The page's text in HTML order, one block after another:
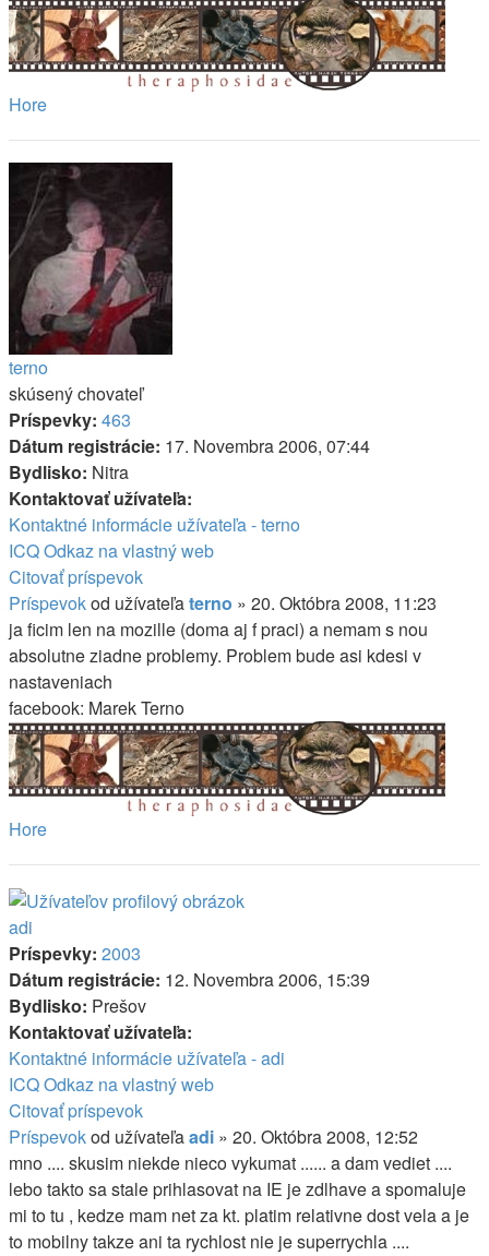
Hore
terno
skúsený chovateľ
Príspevky: 463
Dátum registrácie: 17. Novembra 2006, 07:44
Bydlisko: Nitra
Kontaktovať užívateľa:
Kontaktné informácie užívateľa - terno
ICQOdkaz na vlastný web
Citovať príspevok
Príspevokod užívateľaterno » 20. Októbra 2008, 11:23
ja ficim len na mozille (doma aj f praci) a nemam s nou
absolutne ziadne problemy. Problem bude asi kdesi v
nastaveniach
facebook: Marek Terno
Hore
adi
Príspevky: 2003
Dátum registrácie: 12. Novembra 2006, 15:39
Bydlisko: Prešov
Kontaktovať užívateľa:
Kontaktné informácie užívateľa - adi
ICQOdkaz na vlastný web
Citovať príspevok
Príspevokod užívateľaadi » 20. Októbra 2008, 12:52
mno .... skusim niekde nieco vykumat ...... a dam vediet ....
lebo takto sa stale prihlasovat na IE je zdlhave a spomaluje
mi to tu , kedze mam net za kt. platim relativne dost vela a je
to mobilny takze ani ta rychlost nie je superrychla ....